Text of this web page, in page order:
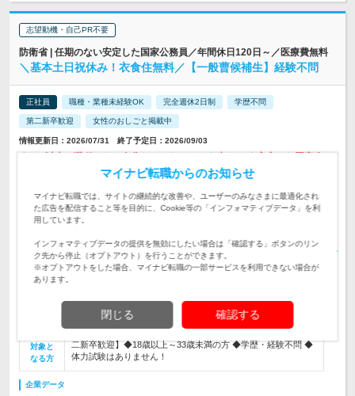
志望動機・自己PR不要
防衛省 | 任期のない安定した国家公務員／年間休日120日～／医療費無料
＼基本土日祝休み！衣食住無料／【一般曹候補生】経験不問
正社員 職種・業種未経験OK 完全週休2日制 学歴不問
第二新卒歓迎 女性のおしごと掲載中
情報更新日：2026/07/31 終了予定日：2026/09/03
務員として、定年まで活躍できます！
勤務地
東京都をはじめとする、全国の駐屯地または基地 ＜北海道・
東北地方＞ ■北海道 ■青森県 ■岩手県…
給与
短大（2年制）卒＞ 月給：238,100円＋各種手…
初年度の年収：360～460万円
いキャリアにチャレンジできる
対象と
なる方
二新卒歓迎】◆18歳以上～33歳未満の方 ◆学歴・経験不問 ◆
体力試験はありません！
企業データ
マイナビ転職からのお知らせ
マイナビ転職では、サイトの継続的な改善や、ユーザーのみなさまに最適化され
た広告を配信すること等を目的に、Cookie等の「インフォマティブデータ」を利
用しています。
インフォマティブデータの提供を無効にしたい場合は「確認する」ボタンのリン
ク先から停止（オプトアウト）を行うことができます。
※オプトアウトをした場合、マイナビ転職の一部サービスを利用できない場合が
あります。
閉じる 確認する